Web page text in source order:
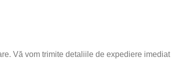
Vă vom trimite detaliile de expediere